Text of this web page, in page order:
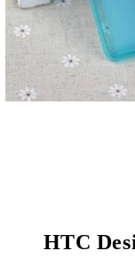
HTC